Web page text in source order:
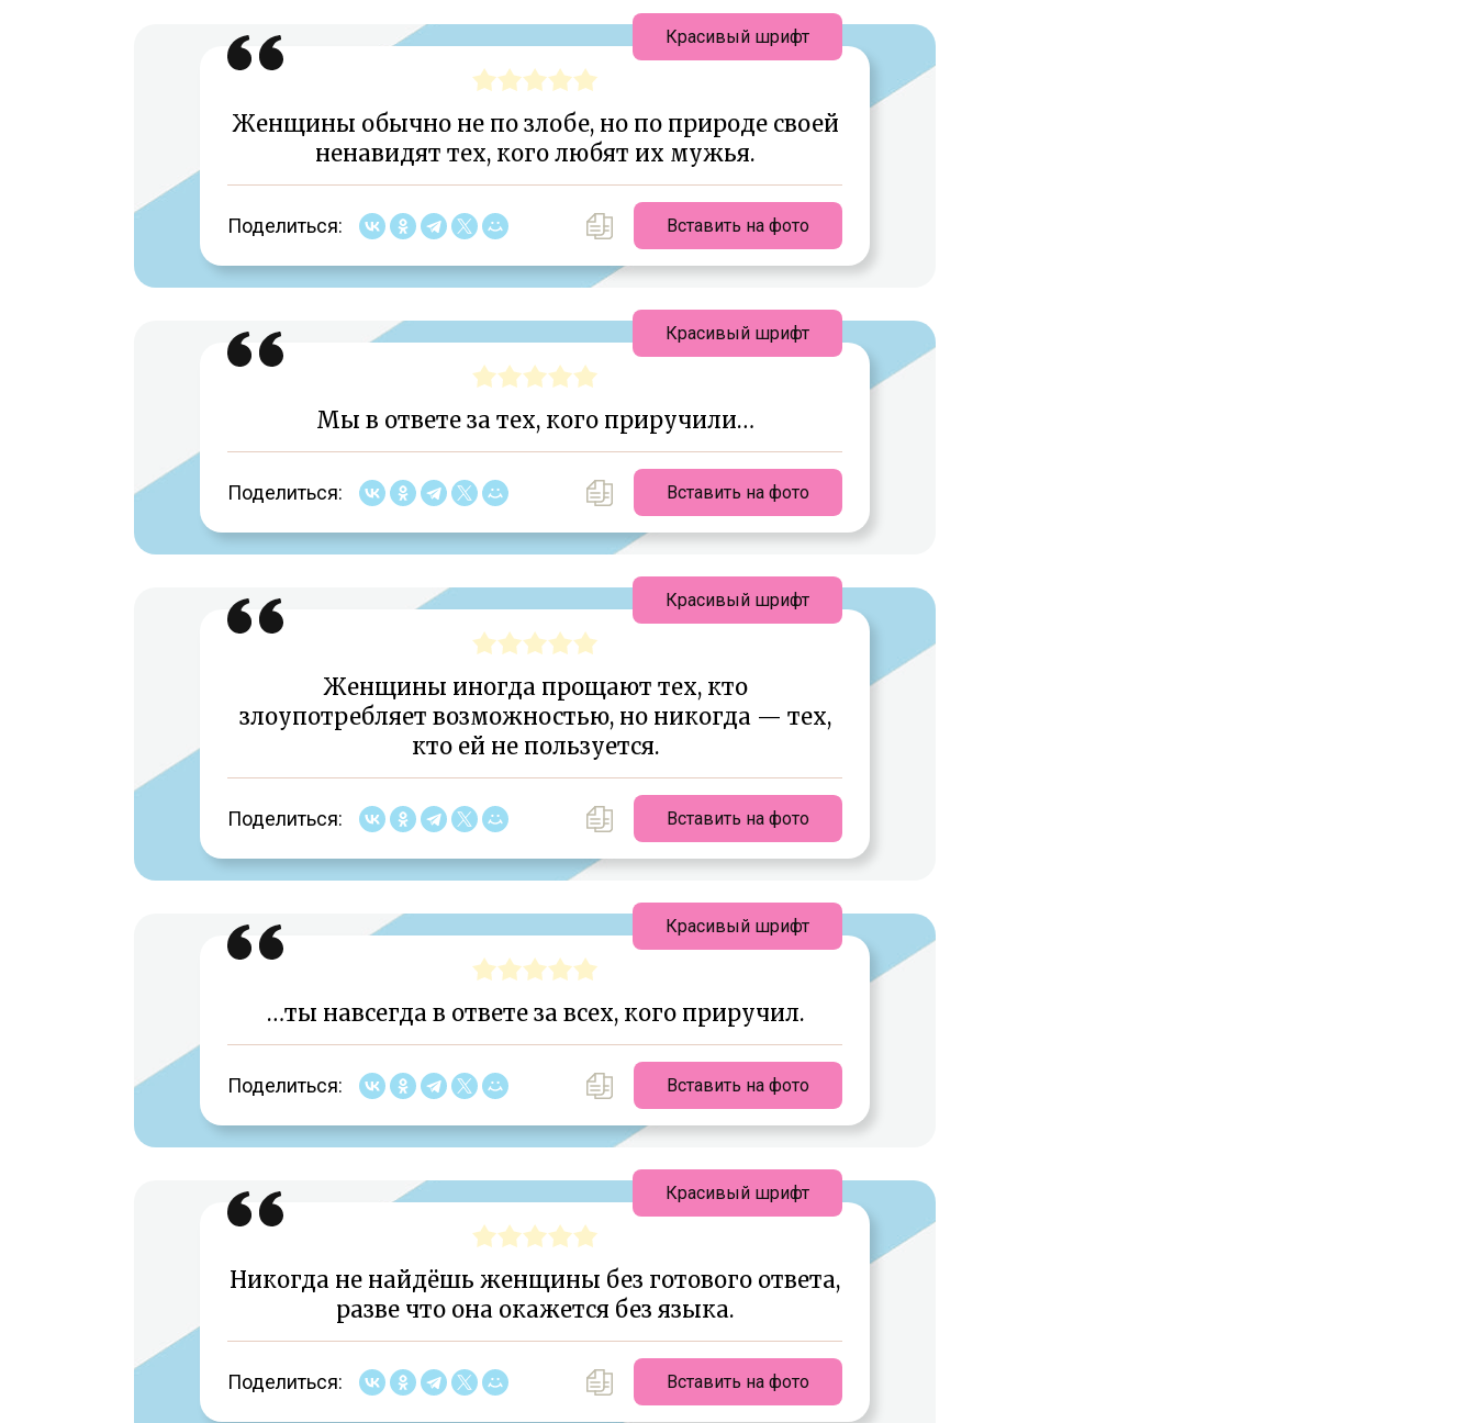
Женщины обычно не по злобе, но по природе своей
ненавидят тех, кого любят их мужья.
Поделиться: Вставить на фото
Красивый шрифт
Мы в ответе за тех, кого приручили…
Поделиться: Вставить на фото
Красивый шрифт
Женщины иногда прощают тех, кто
злоупотребляет возможностью, но никогда — тех,
кто ей не пользуется.
Поделиться: Вставить на фото
Красивый шрифт
…ты навсегда в ответе за всех, кого приручил.
Поделиться: Вставить на фото
Красивый шрифт
Никогда не найдёшь женщины без готового ответа,
разве что она окажется без языка.
Поделиться: Вставить на фото
Красивый шрифт